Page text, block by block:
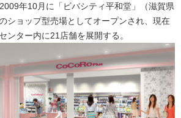
年10月に「ビバシティ平和堂」（滋賀県
ショップ型売場としてオープンされ、現在
ンター内に21店舗を展開する。